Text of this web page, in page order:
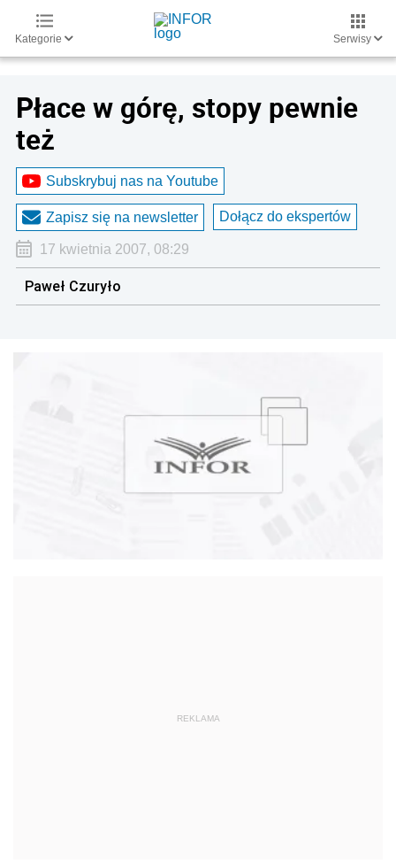
Kategorie Serwisy
Płace w górę, stopy pewnie
też
Subskrybuj nas na Youtube
Zapisz się na newsletter Dołącz do ekspertów
17 kwietnia 2007, 08:29
Paweł Czuryło